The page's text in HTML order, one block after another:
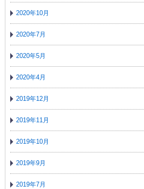
2020年10月
2020年7月
2020年5月
2020年4月
2019年12月
2019年11月
2019年10月
2019年9月
2019年7月